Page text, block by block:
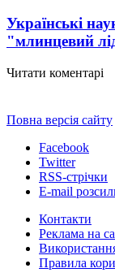
Українські
"млинцевий
Читати коментарі
Повна версія сайту
Facebook
Twitter
RSS-стрічки
E-mail
Контакти
Реклама на
Правила